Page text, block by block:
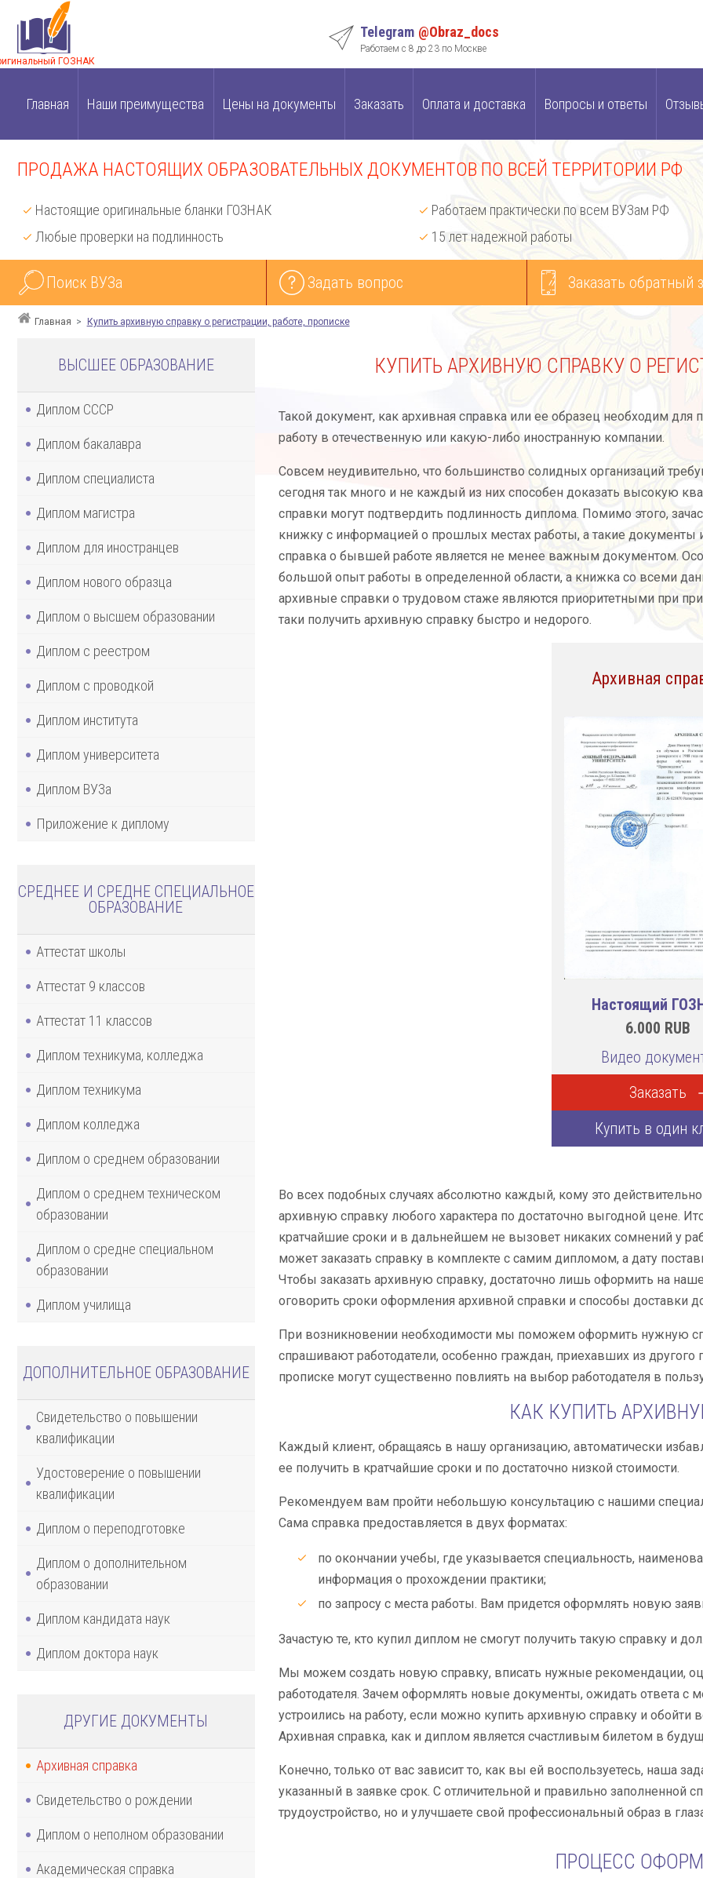
ГОЗНАК
Telegram @Obraz_docs
Работаем с 8 до 23 по Москве
Главная Наши преимущества Цены на документы Заказать Оплата и доставка Вопросы и ответы
ПРОДАЖА НАСТОЯЩИХ ОБРАЗОВАТЕЛЬНЫХ ДОКУМЕНТОВ ПО ВСЕЙ ТЕРРИТОРИИ РФ
Настоящие оригинальные бланки ГОЗНАК
Любые проверки на подлинность
Работаем практически по всем ВУЗам РФ
15 лет надежной работы
Поиск ВУЗа Задать вопрос Заказать обратный
Главная Купить архивную справку о регистрации, работе, прописке
ВЫСШЕЕ ОБРАЗОВАНИЕ
Диплом СССР
Диплом бакалавра
Диплом специалиста
Диплом магистра
Диплом для иностранцев
Диплом нового образца
Диплом о высшем образовании
Диплом с реестром
Диплом с проводкой
Диплом института
Диплом университета
Диплом ВУЗа
Приложение к диплому
СРЕДНЕЕ И СРЕДНЕ СПЕЦИАЛЬНОЕ
ОБРАЗОВАНИЕ
Аттестат школы
Аттестат 9 классов
Аттестат 11 классов
Диплом техникума, колледжа
Диплом техникума
Диплом колледжа
Диплом о среднем образовании
Диплом о среднем техническом
образовании
Диплом о средне специальном
образовании
Диплом училища
ДОПОЛНИТЕЛЬНОЕ ОБРАЗОВАНИЕ
Свидетельство о повышении
квалификации
Удостоверение о повышении
квалификации
Диплом о переподготовке
Диплом о дополнительном
образовании
Диплом кандидата наук
Диплом доктора наук
ДРУГИЕ ДОКУМЕНТЫ
Архивная справка
Свидетельство о рождении
Диплом о неполном образовании
Академическая справка
КУПИТЬ АРХИВНУЮ СПРАВКУ О
Такой документ, как архивная справка или ее образец необходим
работу в отечественную или какую-либо иностранную компании.
Совсем неудивительно, что большинство солидных организаций
сегодня так много и не каждый из них способен доказать высокую
справки могут подтвердить подлинность диплома. Помимо этого,
книжку с информацией о прошлых местах работы, а такие документы
справка о бывшей работе является не менее важным документом.
большой опыт работы в определенной области, а книжка со всеми
архивные справки о трудовом стаже являются приоритетными при
таки получить архивную справку быстро и недорого.
Архивная
Настоящий
6.000 RUB
Видео
Заказать
Купить в один
Во всех подобных случаях абсолютно каждый, кому это
архивную справку любого характера по достаточно выгодной цене.
кратчайшие сроки и в дальнейшем не вызовет никаких сомнений у
может заказать справку в комплекте с самим дипломом, а дату
Чтобы заказать архивную справку, достаточно лишь оформить на
оговорить сроки оформления архивной справки и способы доставки
При возникновении необходимости мы поможем оформить нужную
спрашивают работодатели, особенно граждан, приехавших из
прописке могут существенно повлиять на выбор работодателя в
КАК КУПИТЬ
Каждый клиент, обращаясь в нашу организацию, автоматически
ее получить в кратчайшие сроки и по достаточно низкой стоимости.
Рекомендуем вам пройти небольшую консультацию с нашими
Сама справка предоставляется в двух форматах:
по окончании учебы, где указывается специальность,
информация о прохождении практики;
по запросу с места работы. Вам придется оформлять новую
Зачастую те, кто купил диплом не смогут получить такую справку и
Мы можем создать новую справку, вписать нужные рекомендации,
работодателя. Зачем оформлять новые документы, ожидать ответа с
устроились на работу, если можно купить архивную справку и
Архивная справка, как и диплом является счастливым билетом в
Конечно, только от вас зависит то, как вы ей воспользуетесь, наша
указанный в заявке срок. С отличительной и правильно
трудоустройство, но и улучшаете свой профессиональный образ в
ПРОЦЕСС